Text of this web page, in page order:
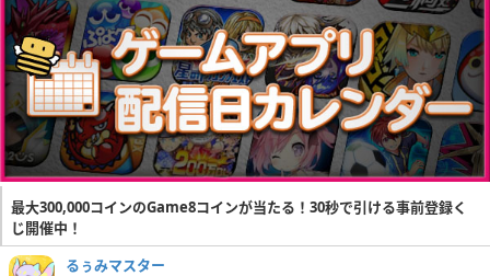
最大300,000コインのGame8コインが当たる！30秒で引ける事前登録く
じ開催中！
るぅみマスター